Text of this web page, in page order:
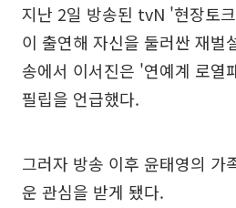
지난 2일 방송된 tvN '현장토
이 출연해 자신을 둘러싼 재벌
송에서 이서진은 '연예계 로열
필립을 언급했다.
그러자 방송 이후 윤태영의 가
운 관심을 받게 됐다.